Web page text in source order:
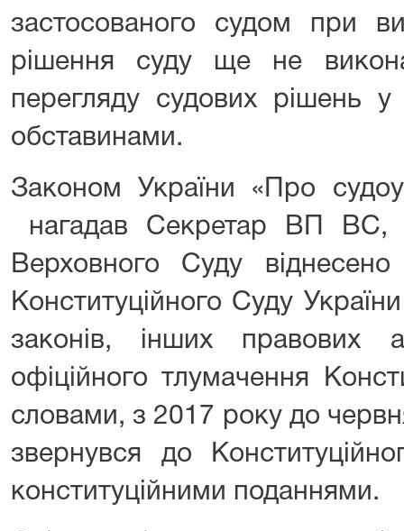
застосованого судом при
рішення суду ще не
перегляду судових рішень
обставинами.
Законом України «Про
нагадав Секретар ВП ВС,
Верховного Суду
Конституційного Суду
законів, інших
офіційного тлумачення
словами, з 2017 року до
звернувся до
конституційними поданнями.